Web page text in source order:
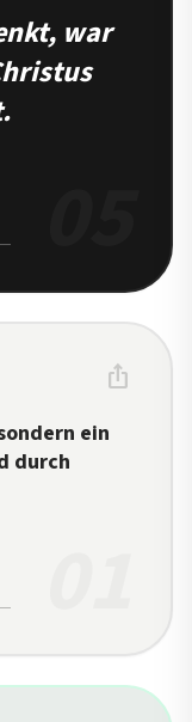
war
ios_share
ein
durch